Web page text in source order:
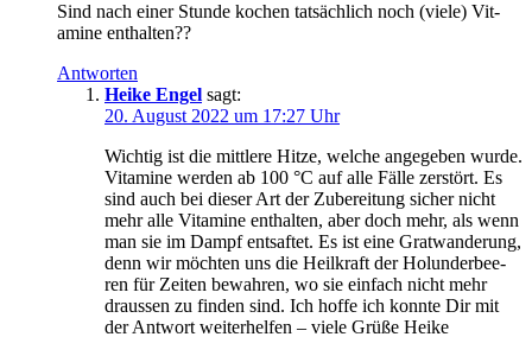
Sind nach einer Stun­de kochen tat­säch­lich noch (vie­le) Vit­
ami­ne enthalten??
Antworten
Heike Engel sagt:
20. August 2022 um 17:27 Uhr
Wich­tig ist die mitt­le­re Hit­ze, wel­che ange­ge­ben wur­de.
Vit­ami­ne wer­den ab 100 °C auf alle Fäl­le zer­stört. Es
sind auch bei die­ser Art der Zube­rei­tung sicher nicht
mehr alle Vit­ami­ne ent­hal­ten, aber doch mehr, als wenn
man sie im Dampf ent­saf­tet. Es ist eine Grat­wan­de­rung,
denn wir möch­ten uns die Heil­kraft der Holun­der­bee­
ren für Zei­ten bewah­ren, wo sie ein­fach nicht mehr
draus­sen zu fin­den sind. Ich hof­fe ich konn­te Dir mit
der Ant­wort wei­ter­hel­fen – vie­le Grü­ße Heike